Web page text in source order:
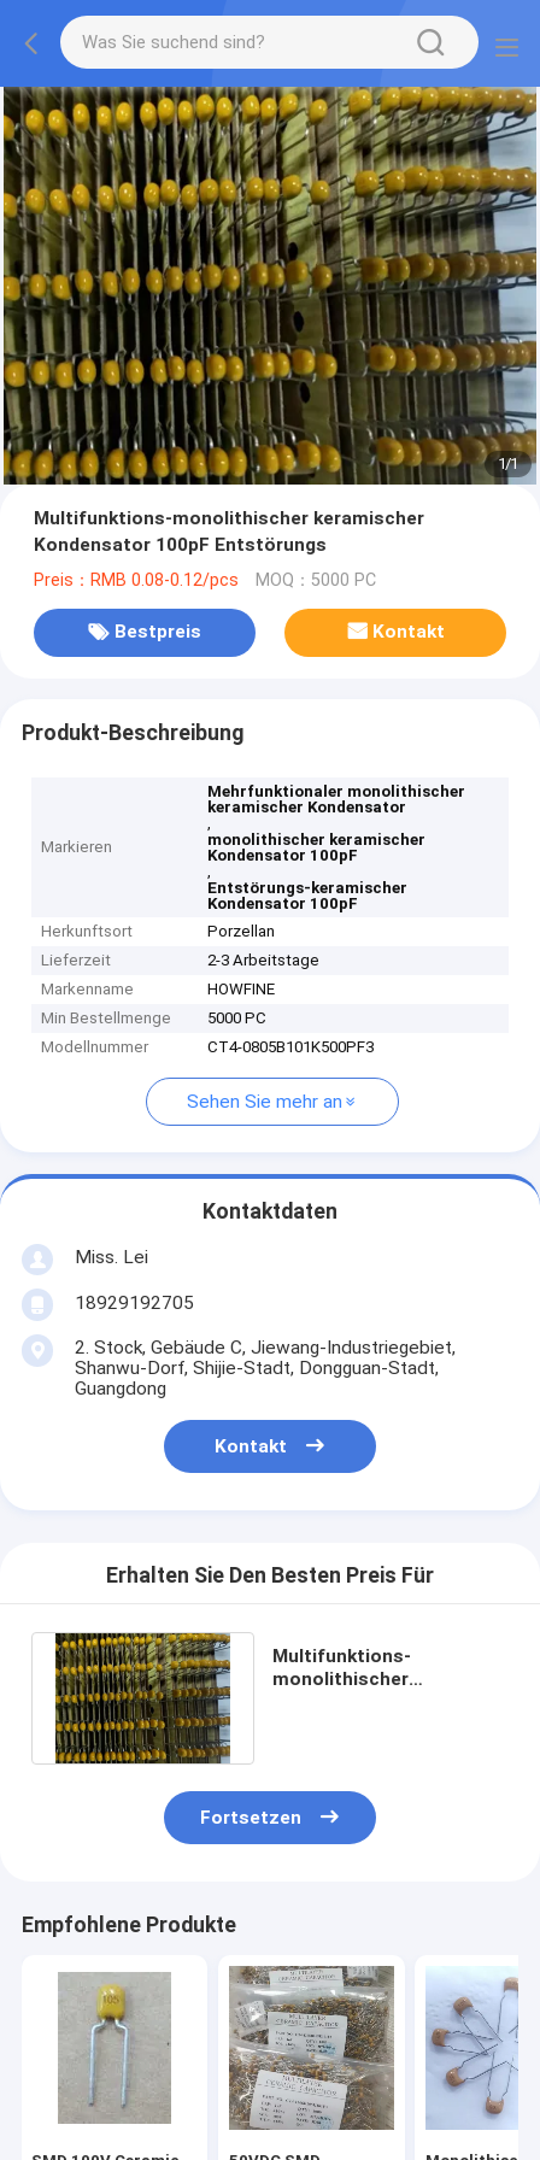
1/1
Multifunktions-monolithischer keramischer
Kondensator 100pF Entstörungs
Preis：RMB 0.08-0.12/pcs MOQ：5000 PC
Bestpreis Kontakt
Produkt-Beschreibung
Markieren
Mehrfunktionaler monolithischer
keramischer Kondensator
,
monolithischer keramischer
Kondensator 100pF
,
Entstörungs-keramischer
Kondensator 100pF
Herkunftsort
Porzellan
Lieferzeit
2-3 Arbeitstage
Markenname
HOWFINE
Min Bestellmenge
5000 PC
Modellnummer
CT4-0805B101K500PF3
Sehen Sie mehr an
Kontaktdaten
Miss. Lei
18929192705
2. Stock, Gebäude C, Jiewang-Industriegebiet,
Shanwu-Dorf, Shijie-Stadt, Dongguan-Stadt,
Guangdong
Kontakt
Erhalten Sie Den Besten Preis Für
Multifunktions-
monolithischer
Fortsetzen
Empfohlene Produkte